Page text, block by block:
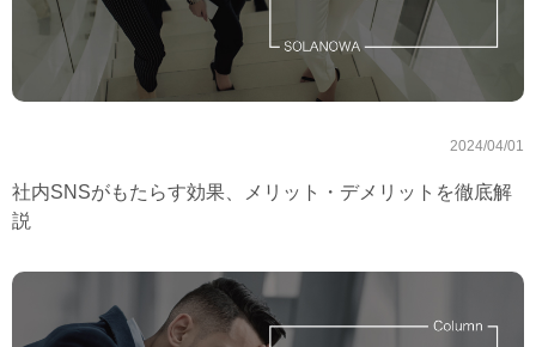
2024/04/01
社内SNSがもたらす効果、メリット・デメリットを徹底解
説